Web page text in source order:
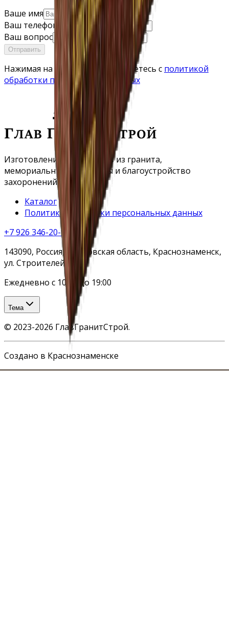
Ваше имя
Ваш телефон
Ваш вопрос
Отправить
Нажимая на кнопку, вы соглашаетесь с политикой
обработки персональных данных
Изготовление памятников из гранита,
мемориальные комплексы и благоустройство
захоронений.
Каталог
Политика обработки персональных данных
+7 926 346-20-90
143090, Россия, Московская область, Краснознаменск,
ул. Строителей, 19
Ежедневно с 10:00 до 19:00
Тема
© 2023-2026 ГлавГранитСтрой.
Создано в Краснознаменске